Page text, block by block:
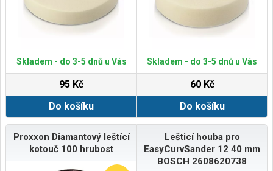
Skladem - do 3-5 dnů u Vás
95 Kč
Do košíku
Skladem - do 3-5 dnů u Vás
60 Kč
Do košíku
Proxxon Diamantový leštící
kotouč 100 hrubost
Lešticí houba pro
EasyCurvSander 12 40 mm
BOSCH 2608620738